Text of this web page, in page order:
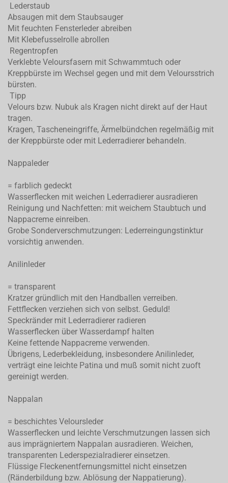
Lederstaub
Absaugen mit dem Staubsauger
Mit feuchten Fensterleder abreiben
Mit Klebefusselrolle abrollen
Regentropfen
Verklebte Veloursfasern mit Schwammtuch oder
Kreppbürste im Wechsel gegen und mit dem Veloursstrich
bürsten.
Tipp
Velours bzw. Nubuk als Kragen nicht direkt auf der Haut
tragen.
Kragen, Tascheneingriffe, Ärmelbündchen regelmäßig mit
der Kreppbürste oder mit Lederradierer behandeln.
Nappaleder
= farblich gedeckt
Wasserflecken mit weichen Lederradierer ausradieren
Reinigung und Nachfetten: mit weichem Staubtuch und
Nappacreme einreiben.
Grobe Sonderverschmutzungen: Lederreingungstinktur
vorsichtig anwenden.
Anilinleder
= transparent
Kratzer gründlich mit den Handballen verreiben.
Fettflecken verziehen sich von selbst. Geduld!
Speckränder mit Lederradierer radieren
Wasserflecken über Wasserdampf halten
Keine fettende Nappacreme verwenden.
Übrigens, Lederbekleidung, insbesondere Anilinleder,
verträgt eine leichte Patina und muß somit nicht zuoft
gereinigt werden.
Nappalan
= beschichtes Veloursleder
Wasserflecken und leichte Verschmutzungen lassen sich
aus imprägniertem Nappalan ausradieren. Weichen,
transparenten Lederspezialradierer einsetzen.
Flüssige Fleckenentfernungsmittel nicht einsetzen
(Ränderbildung bzw. Ablösung der Nappatierung).